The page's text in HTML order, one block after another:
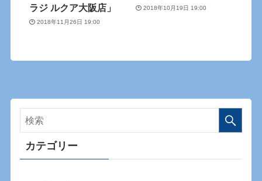
ラジ ルクア大阪店」
2018年11月26日 19:00
2018年10月19日 19:00
カテゴリー